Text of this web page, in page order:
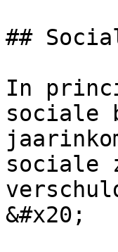
##
In
sociale
sociale
&#x20;